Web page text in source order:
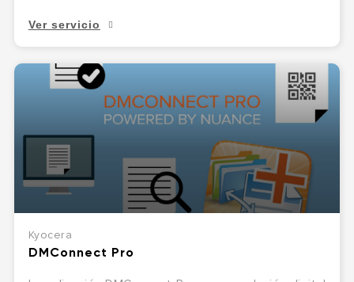
Ver servicio
Kyocera
DMConnect Pro